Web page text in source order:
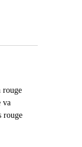
rouge
va
rouge